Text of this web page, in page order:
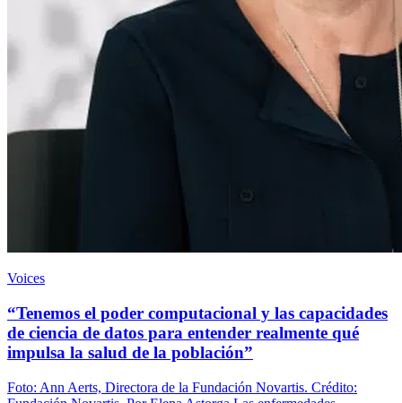
Voices
“Tenemos el poder computacional y las capacidades
de ciencia de datos para entender realmente qué
impulsa la salud de la población”
Foto: Ann Aerts, Directora de la Fundación Novartis. Crédito: